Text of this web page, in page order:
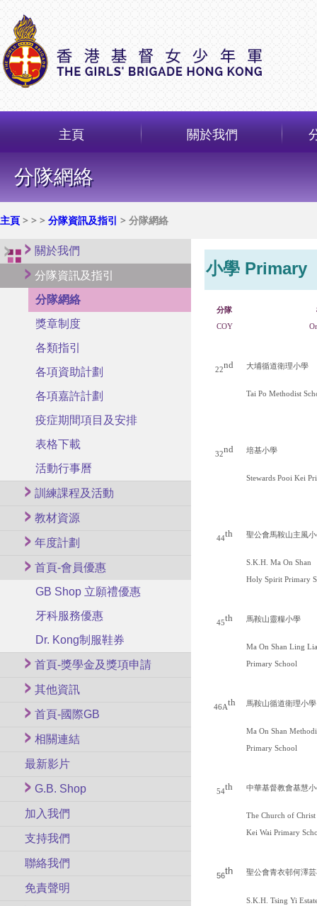
主頁 關於我們
分隊網絡
主頁 > > > 分隊資訊及指引 > 分隊網絡
關於我們
分隊資訊及指引
分隊網絡
獎章制度
各類指引
各項資助計劃
各項嘉許計劃
疫症期間項目及安排
表格下載
活動行事曆
訓練課程及活動
教材資源
年度計劃
首頁-會員優惠
GB Shop 立願禮優惠
牙科服務優惠
Dr. Kong制服鞋券
首頁-獎學金及獎項申請
其他資訊
首頁-國際GB
相關連結
最新影片
G.B. Shop
加入我們
支持我們
聯絡我們
免責聲明
小學 Primary
分隊
COY
22nd 大埔循道衛理小學
Tai Po Methodist
32nd 培基小學
Stewards Pooi Kei
44th 聖公會馬鞍山主風
S.K.H. Ma On Shan
Holy Spirit Primary
45th 馬鞍山靈糧小學
Ma On Shan Ling
Primary School
46Ath 馬鞍山循道衛理小學
Ma On Shan
Primary School
54th 中華基督教會基慧
The Church of
Kei Wai Primary
56th 聖公會青衣邨何澤芸
S.K.H. Tsing Yi